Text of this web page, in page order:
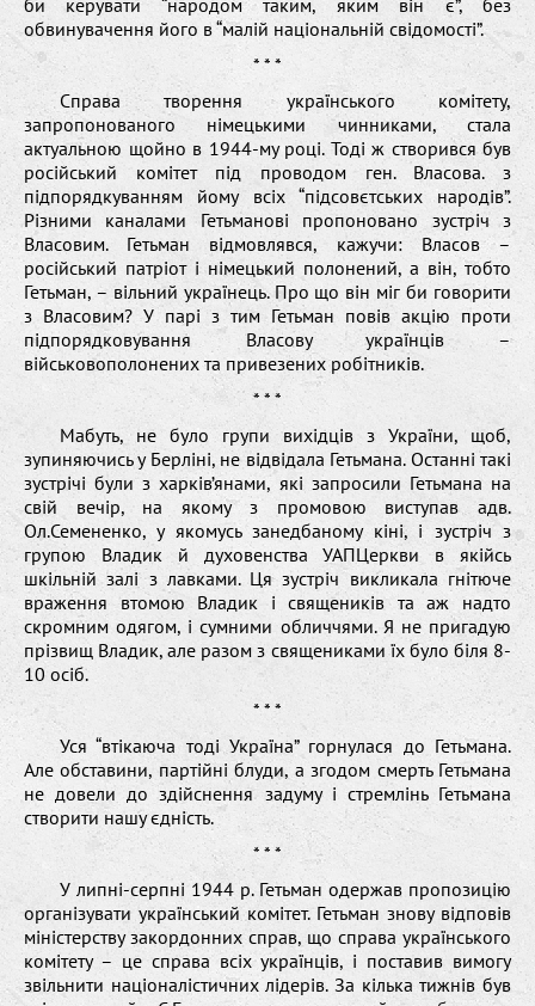
обвинувачення його в “малій національній свідомості”.
* * *
Справа творення українського комітету,
запропонованого німецькими чинниками, стала
актуальною щойно в 1944-му році. Тоді ж створився був
російський комітет під проводом ген. Власова. з
підпорядкуванням йому всіх “підсовєтських народів”.
Різними каналами Гетьманові пропоновано зустріч з
Власовим. Гетьман відмовлявся, кажучи: Власов –
російський патріот і німецький полонений, а він, тобто
Гетьман, – вільний українець. Про що він міг би говорити
з Власовим? У парі з тим Гетьман повів акцію проти
підпорядковування Власову українців –
військовополонених та привезених робітників.
* * *
Мабуть, не було групи вихідців з України, щоб,
зупиняючись у Берліні, не відвідала Гетьмана. Останні такі
зустрічі були з харків’янами, які запросили Гетьмана на
свій вечір, на якому з промовою виступав адв.
Ол.Семененко, у якомусь занедбаному кіні, і зустріч з
групою Владик й духовенства УАПЦеркви в якійсь
шкільній залі з лавками. Ця зустріч викликала гнітюче
враження втомою Владик і священиків та аж надто
скромним одягом, і сумними обличчями. Я не пригадую
прізвищ Владик, але разом з священиками їх було біля 8-
10 осіб.
* * *
Уся “втікаюча тоді Україна” горнулася до Гетьмана.
Але обставини, партійні блуди, а згодом смерть Гетьмана
не довели до здійснення задуму і стремлінь Гетьмана
створити нашу єдність.
* * *
У липні-серпні 1944 р. Гетьман одержав пропозицію
організувати український комітет. Гетьман знову відповів
міністерству закордонних справ, що справа українського
комітету – це справа всіх українців, і поставив вимогу
звільнити націоналістичних лідерів. За кілька тижнів був